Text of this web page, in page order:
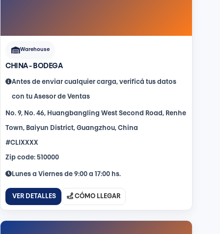
Warehouse
CHINA - BODEGA
Antes de enviar cualquier carga, verificá tus datos
con tu Asesor de Ventas
No. 9, No. 46, Huangbangling West Second Road, Renhe
Town, Baiyun District, Guangzhou, China
#CLIXXXX
Zip code: 510000
Lunes a Viernes de 9:00 a 17:00 hs.
VER DETALLES CÓMO LLEGAR